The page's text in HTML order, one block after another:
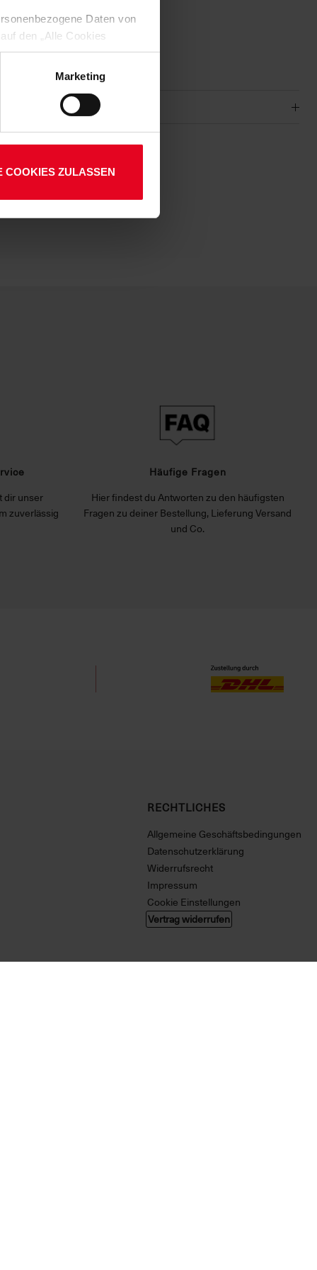
Daten von
den „Alle Cookies
Verarbeitung Ihrer
Art. 6 Abs. 1 lit. a DSGVO
Ihre etwaig erteilten
Marketing
COOKIES ZULASSEN
101
dir unser
zuverlässig
Häufige Fragen
Hier findest du Antworten zu den häufigsten
Fragen zu deiner Bestellung, Lieferung Versand
und Co.
RECHTLICHES
Allgemeine Geschäftsbedingungen
Datenschutzerklärung
Widerrufsrecht
Impressum
Cookie Einstellungen
Vertrag widerrufen